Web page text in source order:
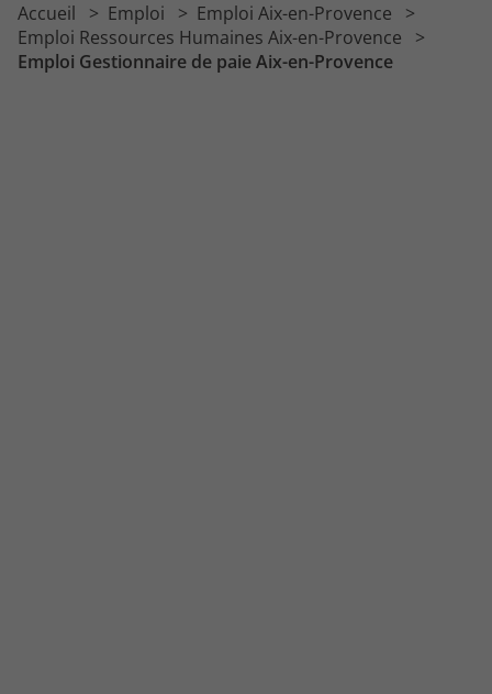
Emploi Responsable paie
Accueil Emploi
Emploi Aix-en-Provence
Emploi Ressources Humaines Aix-en-Provence
Emploi Gestionnaire de paie Aix-en-Provence